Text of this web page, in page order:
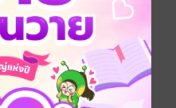
ติดตาม แชร์